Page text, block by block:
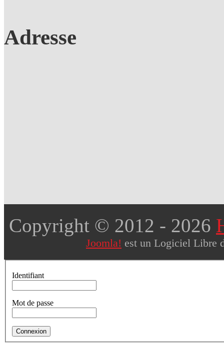
Adresse
Copyright © 2012 - 2026
Joomla! est un Logiciel Libre
Identifiant
Mot de passe